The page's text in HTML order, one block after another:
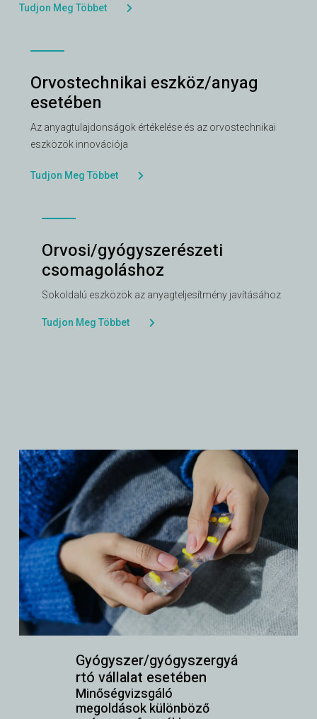
Tudjon Meg Többet
Orvostechnikai eszköz/anyag
esetében
Az anyagtulajdonságok értékelése és az orvostechnikai
eszközök innovációja
Tudjon Meg Többet
Orvosi/gyógyszerészeti
csomagoláshoz
Sokoldalú eszközök az anyagteljesítmény javításához
Tudjon Meg Többet
Gyógyszer/gyógyszergyá
rtó vállalat esetében
Minőségvizsgáló
megoldások különböző